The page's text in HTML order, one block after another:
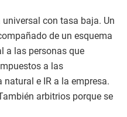
con tasa baja. Un
de un esquema
a las personas que
a las
natural e IR a la empresa.
arbitrios porque se